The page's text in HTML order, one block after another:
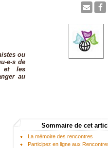
ou
e-s de
et les
au
Sommaire de cet
La mémoire des rencontres
Participez en ligne aux